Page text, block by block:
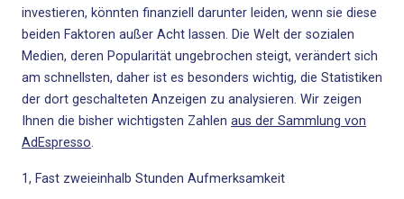
investieren, könnten finanziell darunter leiden, wenn sie diese
beiden Faktoren außer Acht lassen. Die Welt der sozialen
Medien, deren Popularität ungebrochen steigt, verändert sich
am schnellsten, daher ist es besonders wichtig, die Statistiken
der dort geschalteten Anzeigen zu analysieren. Wir zeigen
Ihnen die bisher wichtigsten Zahlen aus der Sammlung von
AdEspresso.
1, Fast zweieinhalb Stunden Aufmerksamkeit